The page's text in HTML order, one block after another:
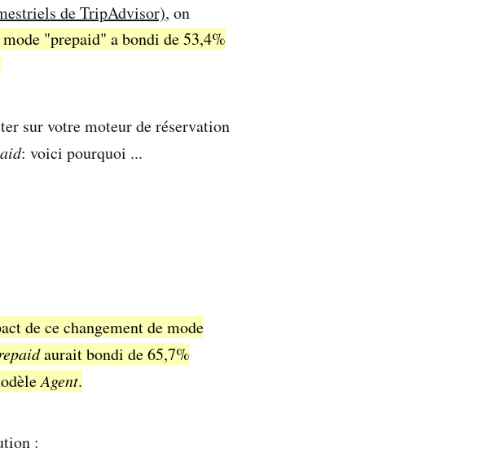
de TripAdvisor), on
"prepaid" a bondi de 53,4%
sur votre moteur de réservation
: voici pourquoi ...
de ce changement de mode
aurait bondi de 65,7%
Agent.
: